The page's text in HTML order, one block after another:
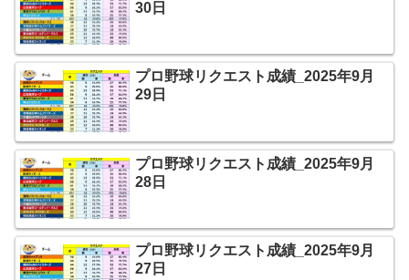
30日
プロ野球リクエスト成績_2025年9月
29日
プロ野球リクエスト成績_2025年9月
28日
プロ野球リクエスト成績_2025年9月
27日